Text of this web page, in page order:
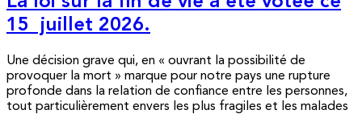
15 juillet 2026.
Une décision grave qui, en « ouvrant la possibilité de
provoquer la mort » marque pour notre pays une rupture
profonde dans la relation de confiance entre les personnes,
tout particulièrement envers les plus fragiles et les malades